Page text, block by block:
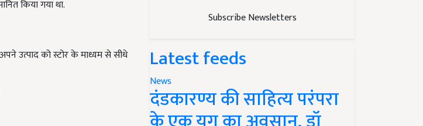
उत्पाद को स्टोर के माध्यम से सीधे
Subscribe Newsletters
Latest feeds
News
दंडकारण्य की साहित्य परंपरा